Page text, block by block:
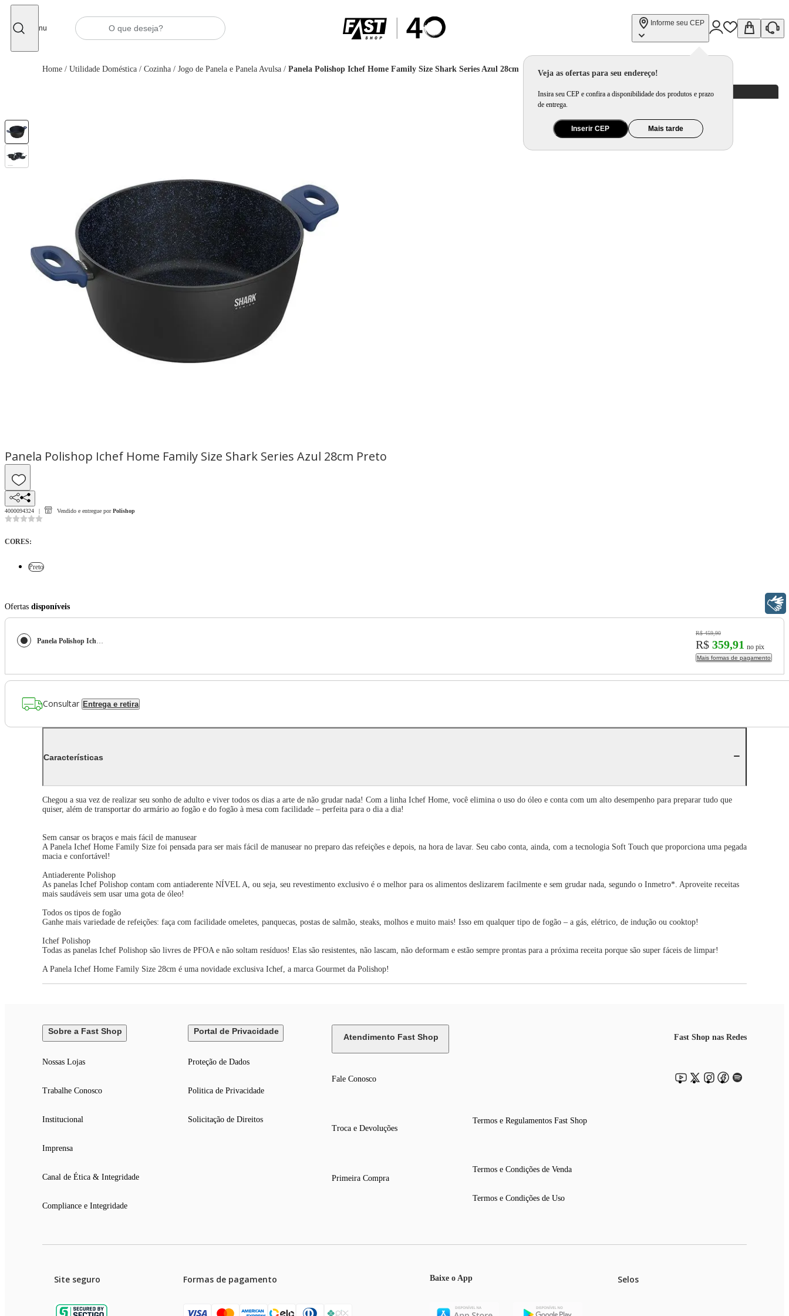
Menu
Informe seu CEP
Veja as ofertas para seu endereço!
Insira seu CEP e confira a disponibilidade dos produtos e prazo
de entrega.
Inserir CEP Mais tarde
Home / Utilidade Doméstica / Cozinha / Jogo de Panela e Panela Avulsa / Panela Polishop Ichef Home Family Size Shark Series Azul 28cm
Panela Polishop Ichef Home Family Size Shark Series Azul 28cm Preto
4000094324 Vendido e entregue por Polishop
CORES:
Preto
Ofertas disponíveis
Panela Polishop Ichef Home Family Size Shark Series Azul 28cm
R$ 459,90
R$ 359,91 no pix
Mais formas de pagamento
Consultar Entrega e retira
Características
Chegou a sua vez de realizar seu sonho de adulto e viver todos os dias a arte de não grudar nada! Com a linha Ichef Home, você elimina o uso do óleo e conta com um alto desempenho para preparar tudo que
quiser, além de transportar do armário ao fogão e do fogão à mesa com facilidade – perfeita para o dia a dia!
Sem cansar os braços e mais fácil de manusear
A Panela Ichef Home Family Size foi pensada para ser mais fácil de manusear no preparo das refeições e depois, na hora de lavar. Seu cabo conta, ainda, com a tecnologia Soft Touch que proporciona uma pegada
macia e confortável!
Antiaderente Polishop
As panelas Ichef Polishop contam com antiaderente NÍVEL A, ou seja, seu revestimento exclusivo é o melhor para os alimentos deslizarem facilmente e sem grudar nada, segundo o Inmetro*. Aproveite receitas
mais saudáveis sem usar uma gota de óleo!
Todos os tipos de fogão
Ganhe mais variedade de refeições: faça com facilidade omeletes, panquecas, postas de salmão, steaks, molhos e muito mais! Isso em qualquer tipo de fogão – a gás, elétrico, de indução ou cooktop!
Ichef Polishop
Todas as panelas Ichef Polishop são livres de PFOA e não soltam resíduos! Elas são resistentes, não lascam, não deformam e estão sempre prontas para a próxima receita porque são super fáceis de limpar!
A Panela Ichef Home Family Size 28cm é uma novidade exclusiva Ichef, a marca Gourmet da Polishop!
Sobre a Fast Shop
Nossas Lojas
Trabalhe Conosco
Institucional
Imprensa
Canal de Ética & Integridade
Compliance e Integridade
Portal de Privacidade
Proteção de Dados
Politica de Privacidade
Solicitação de Direitos
Atendimento Fast Shop
Fale Conosco
Troca e Devoluções
Primeira Compra
Termos e Regulamentos Fast Shop
Termos e Condições de Venda
Termos e Condições de Uso
Fast Shop nas Redes
Site seguro Formas de pagamento Baixe o App Selos